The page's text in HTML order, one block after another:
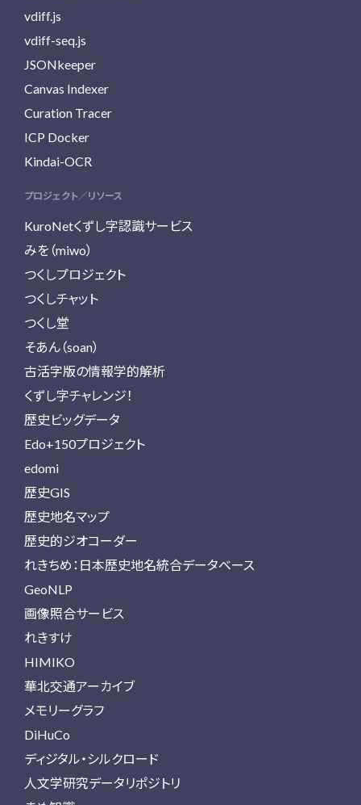
vdiff.js
vdiff-seq.js
JSONkeeper
Canvas Indexer
Curation Tracer
ICP Docker
Kindai-OCR
プロジェクト／リソース
KuroNetくずし字認識サービス
みを（miwo）
つくしプロジェクト
つくしチャット
つくし堂
そあん（soan）
古活字版の情報学的解析
くずし字チャレンジ！
歴史ビッグデータ
Edo+150プロジェクト
edomi
歴史GIS
歴史地名マップ
歴史的ジオコーダー
れきちめ：日本歴史地名統合データベース
GeoNLP
画像照合サービス
れきすけ
HIMIKO
華北交通アーカイブ
メモリーグラフ
DiHuCo
ディジタル・シルクロード
人文学研究データリポジトリ